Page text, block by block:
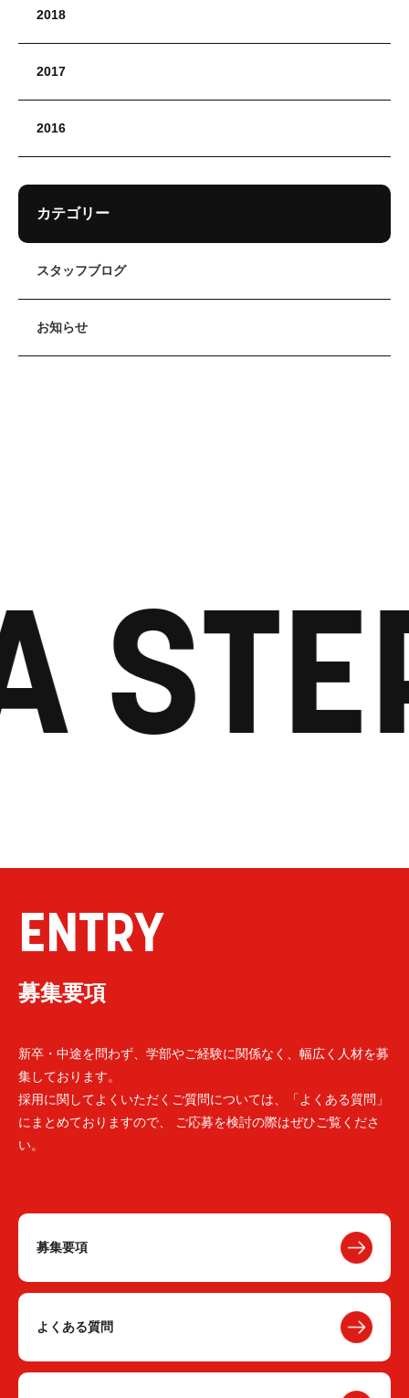
2018
2017
2016
カテゴリー
スタッフブログ
お知らせ
ENTRY
募集要項
新卒・中途を問わず、学部やご経験に関係なく、幅広く人材を募
集しております。
採用に関してよくいただくご質問については、「よくある質問」
にまとめておりますので、 ご応募を検討の際はぜひご覧くださ
い。
募集要項
よくある質問